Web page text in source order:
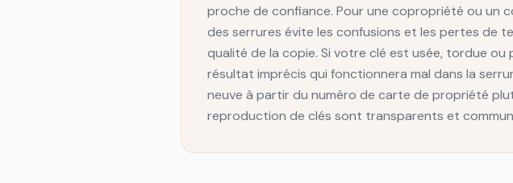
proche de confiance. Pour une copropriété ou un
des serrures évite les confusions et les pertes de
qualité de la copie. Si votre clé est usée, tordue
résultat imprécis qui fonctionnera mal dans la
neuve à partir du numéro de carte de propriété
reproduction de clés sont transparents et